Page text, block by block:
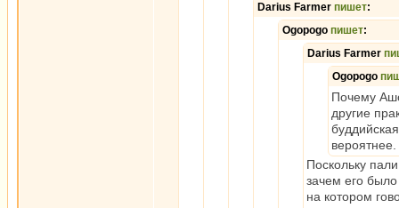
Darius Farmer пишет:
Ogopogo пишет:
Darius Farmer
Ogopogo
Почему
другие
вероятнее.
Поскольку
зачем его было
на котором